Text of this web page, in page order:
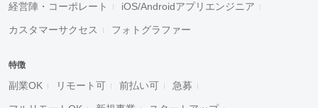
経営陣・コーポレート iOS/Androidアプリエンジニア
カスタマーサクセス フォトグラファー
特徴
副業OK リモート可 前払い可 急募